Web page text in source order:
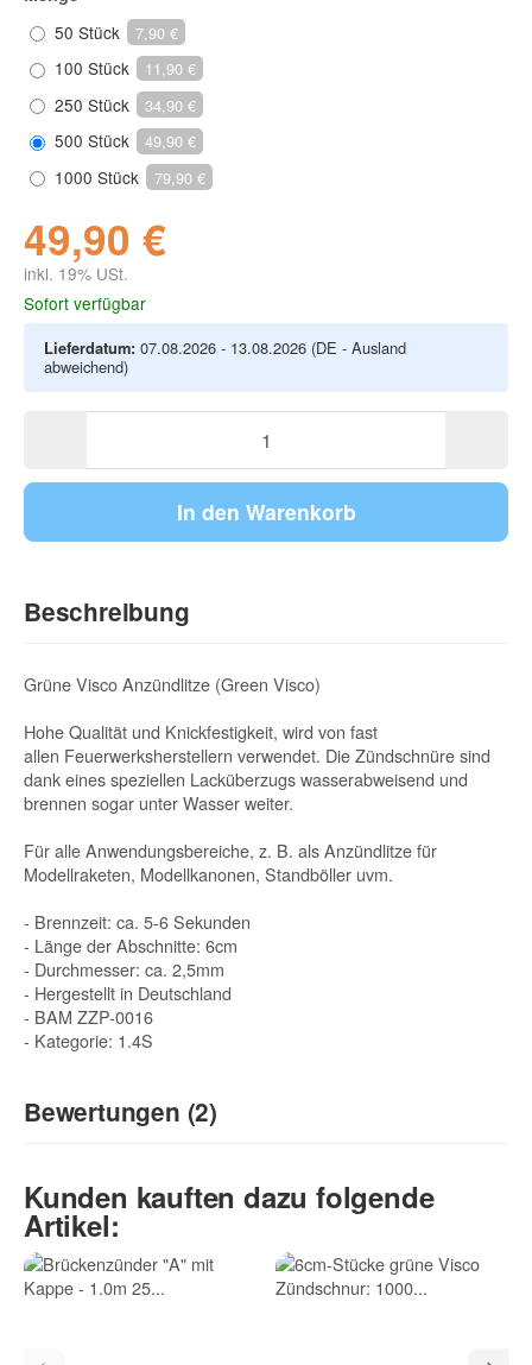
50 Stück
7,90 €
100 Stück 11,90 €
250 Stück 34,90 €
500 Stück 49,90 €
1000 Stück 79,90 €
49,90 €
inkl. 19% USt.
Sofort verfügbar
Lieferdatum: 07.08.2026 - 13.08.2026 (DE - Ausland
abweichend)
In den Warenkorb
Beschreibung
Grüne Visco Anzündlitze (Green Visco)
Hohe Qualität und Knickfestigkeit, wird von fast
allen Feuerwerksherstellern verwendet. Die Zündschnüre sind
dank eines speziellen Lacküberzugs wasserabweisend und
brennen sogar unter Wasser weiter.
Für alle Anwendungsbereiche, z. B. als Anzündlitze für
Modellraketen, Modellkanonen, Standböller uvm.
- Brennzeit: ca. 5-6 Sekunden
- Länge der Abschnitte: 6cm
- Durchmesser: ca. 2,5mm
- Hergestellt in Deutschland
- BAM ZZP-0016
- Kategorie: 1.4S
Bewertungen (2)
5
4 Sterne
3 Sterne
Kunden kauften dazu folgende
Artikel: